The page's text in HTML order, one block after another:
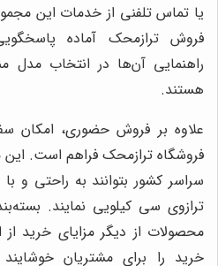
یا تماس تلفنی از خدمات این
فروش ترازمحک آماده
راهنمایی آن‌ها در انتخاب مدل
هستند.
علاوه بر فروش حضوری، امکان
فروشگاه ترازمحک فراهم است. این
سراسر کشور بتوانند به راحتی و
ترازوی سی کیلویی نمایند.
محصولات از دیگر مزایای خرید
خرید را برای مشتریان